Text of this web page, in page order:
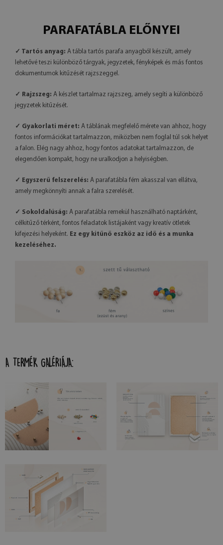
PARAFATÁBLA ELŐNYEI
✓ Tartós anyag: A tábla tartós parafa anyagból készült, amely
lehetővé teszi különböző tárgyak, jegyzetek, fényképek és más fontos
dokumentumok kitűzését rajzszeggel.
✓ Rajzszeg: A készlet tartalmaz rajzszeg, amely segíti a különböző
jegyzetek kitűzését.
✓ Gyakorlati méret: A táblának megfelelő mérete van ahhoz, hogy
fontos információkat tartalmazzon, miközben nem foglal túl sok helyet
a falon. Elég nagy ahhoz, hogy fontos adatokat tartalmazzon, de
elegendően kompakt, hogy ne uralkodjon a helyiségben.
✓ Egyszerű felszerelés: A parafatábla fém akasszal van ellátva,
amely megkönnyíti annak a falra szerelését.
✓ Sokoldalúság: A parafatábla remekül használható naptárként,
célkitűző térként, fontos feladatok listájaként vagy kreatív ötletek
kifejezési helyeként. Ez egy kitűnő eszköz az idő és a munka
kezeléséhez.
A TERMÉK GALÉRIÁJA: